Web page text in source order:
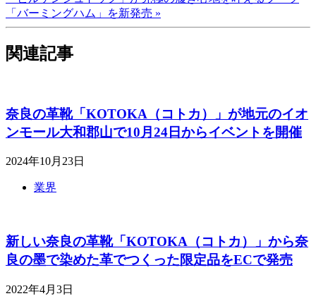
「バーミングハム」を新発売 »
関連記事
奈良の革靴「KOTOKA（コトカ）」が地元のイオ
ンモール大和郡山で10月24日からイベントを開催
2024年10月23日
業界
新しい奈良の革靴「KOTOKA（コトカ）」から奈
良の墨で染めた革でつくった限定品をECで発売
2022年4月3日